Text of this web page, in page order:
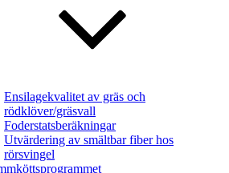
Ensilagekvalitet av gräs och
rödklöver/gräsvall
Foderstatsberäkningar
Utvärdering av smältbar fiber hos
rörsvingel